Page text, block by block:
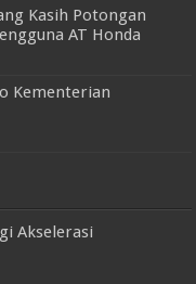
Kasih Potongan
AT Honda
Kementerian
Akselerasi